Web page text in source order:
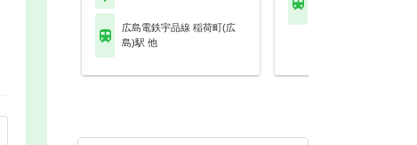
広島電鉄宇品線 稲荷町(広
島)駅 他